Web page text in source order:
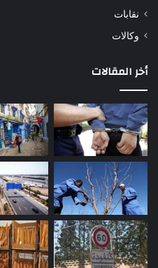
نقابات
وكالات
أخر المقالات